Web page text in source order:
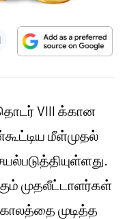
தொடர் VIII க்கான
மீள்முதல்
முதலீட்டாளர்கள்
முடித்த